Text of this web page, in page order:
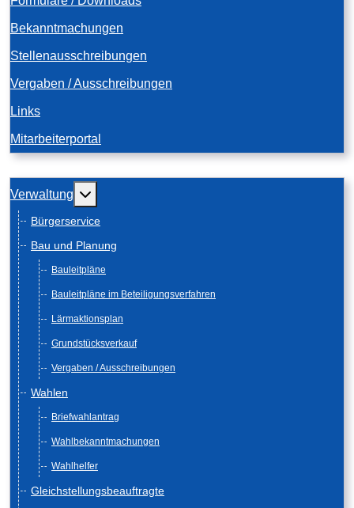
Bekanntmachungen
Stellenausschreibungen
Vergaben / Ausschreibungen
Links
Mitarbeiterportal
Verwaltung Weitere Informationen: Verwaltung
Bürgerservice
Bau und Planung
Bauleitpläne
Bauleitpläne im Beteiligungsverfahren
Lärmaktionsplan
Grundstücksverkauf
Vergaben / Ausschreibungen
Wahlen
Briefwahlantrag
Wahlbekanntmachungen
Wahlhelfer
Gleichstellungsbeauftragte